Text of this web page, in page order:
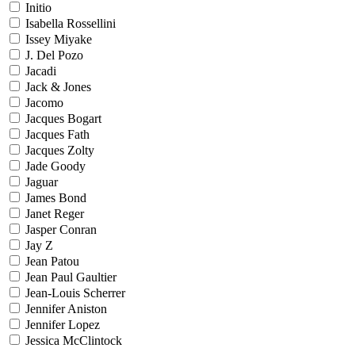
Initio
Isabella Rossellini
Issey Miyake
J. Del Pozo
Jacadi
Jack & Jones
Jacomo
Jacques Bogart
Jacques Fath
Jacques Zolty
Jade Goody
Jaguar
James Bond
Janet Reger
Jasper Conran
Jay Z
Jean Patou
Jean Paul Gaultier
Jean-Louis Scherrer
Jennifer Aniston
Jennifer Lopez
Jessica McClintock